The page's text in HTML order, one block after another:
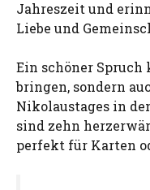
Jahreszeit und
Liebe und
Ein schöner
bringen, sondern
Nikolaustages in
sind zehn
perfekt für Karten